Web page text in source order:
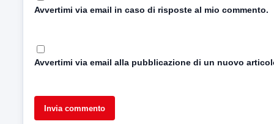
Avvertimi via email in caso di risposte al mio commento.
Avvertimi via email alla pubblicazione di un nuovo